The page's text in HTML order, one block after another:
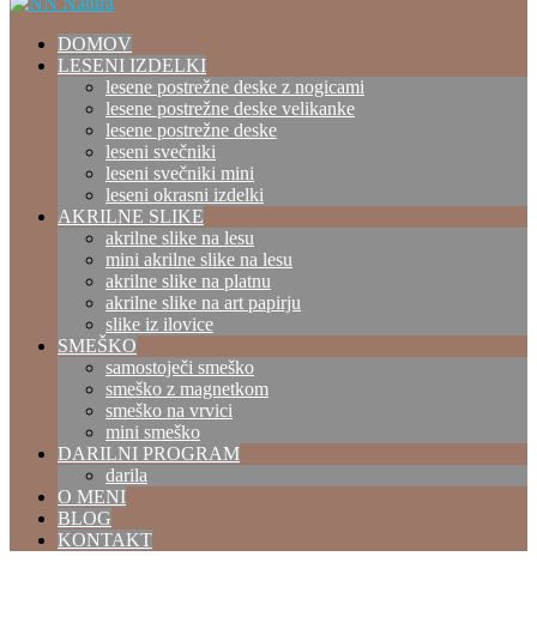
DOMOV
LESENI IZDELKI
lesene postrežne deske z nogicami
lesene postrežne deske velikanke
lesene postrežne deske
leseni svečniki
leseni svečniki mini
leseni okrasni izdelki
AKRILNE SLIKE
akrilne slike na lesu
mini akrilne slike na lesu
akrilne slike na platnu
akrilne slike na art papirju
slike iz ilovice
SMEŠKO
samostoječi smeško
smeško z magnetkom
smeško na vrvici
mini smeško
DARILNI PROGRAM
darila
O MENI
BLOG
KONTAKT